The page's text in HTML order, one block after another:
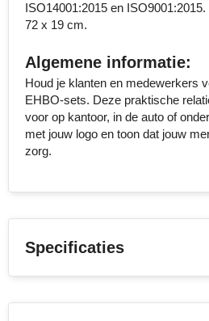
Skross
Sophie Muval
Stanley
Stilolinea
TACX
The One Towelling
ISO14001:2015 en
72 x 19 cm.
Algemene informatie:
Houd je klanten en medewerkers
EHBO-sets. Deze praktische
voor op kantoor, in de auto of
met jouw logo en toon dat jouw
zorg.
Specificaties